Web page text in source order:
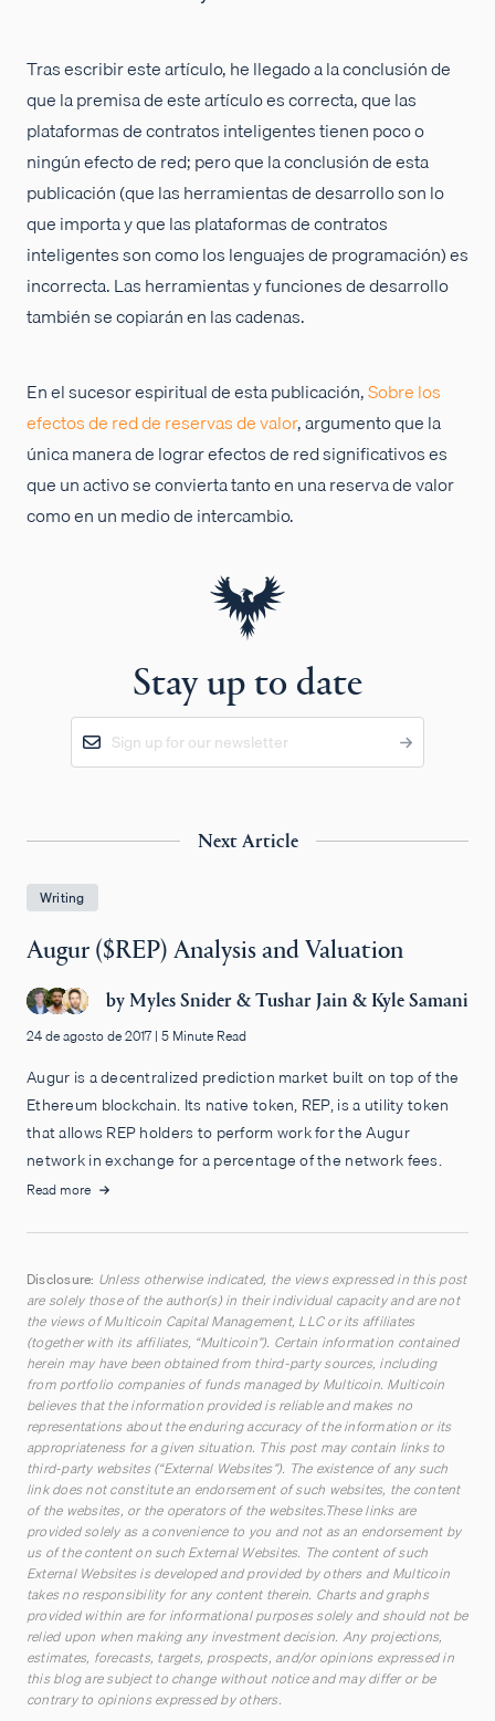
Tras escribir este artículo, he llegado a la conclusión de
que la premisa de este artículo es correcta, que las
plataformas de contratos inteligentes tienen poco o
ningún efecto de red; pero que la conclusión de esta
publicación (que las herramientas de desarrollo son lo
que importa y que las plataformas de contratos
inteligentes son como los lenguajes de programación) es
incorrecta. Las herramientas y funciones de desarrollo
también se copiarán en las cadenas.
En el sucesor espiritual de esta publicación,Sobre los
efectos de red de reservas de valor, argumento que la
única manera de lograr efectos de red significativos es
que un activo se convierta tanto en una reserva de valor
como en un medio de intercambio.
Stay up to date
Next Article
Writing
Augur ($REP) Analysis and Valuation
byMyles Snider&Tushar Jain & Kyle Samani
24 de agosto de 2017| 5 Minute Read
Augur is a decentralized prediction market built on top of the
Ethereum blockchain. Its native token, REP, is a utility token
that allows REP holders to perform work for the Augur
network in exchange for a percentage of the network fees.
Read more
Disclosure: Unless otherwise indicated, the views expressed in this post
are solely those of the author(s) in their individual capacity and are not
the views of Multicoin Capital Management, LLC or its affiliates
(together with its affiliates, “Multicoin”). Certain information contained
herein may have been obtained from third-party sources, including
from portfolio companies of funds managed by Multicoin. Multicoin
believes that the information provided is reliable and makes no
representations about the enduring accuracy of the information or its
appropriateness for a given situation. This post may contain links to
third-party websites (“External Websites”). The existence of any such
link does not constitute an endorsement of such websites, the content
of the websites, or the operators of the websites.These links are
provided solely as a convenience to you and not as an endorsement by
us of the content on such External Websites. The content of such
External Websites is developed and provided by others and Multicoin
takes no responsibility for any content therein. Charts and graphs
provided within are for informational purposes solely and should not be
relied upon when making any investment decision. Any projections,
estimates, forecasts, targets, prospects, and/or opinions expressed in
this blog are subject to change without notice and may differ or be
contrary to opinions expressed by others.